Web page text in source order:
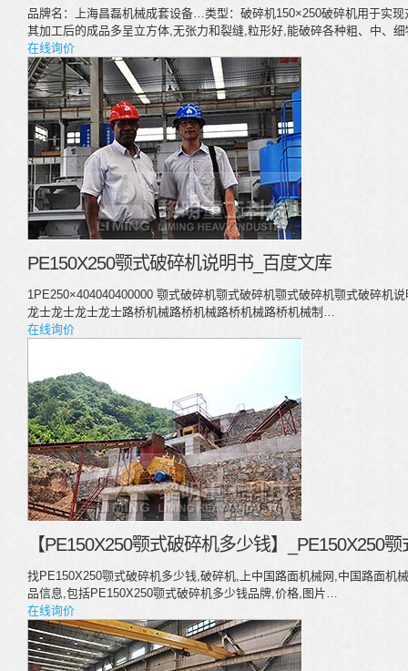
品牌名：上海昌磊机械成套设备…类型：破碎机150×250破碎机用于实
其加工后的成品多呈立方体,无张力和裂缝,粒形好,能破碎各种粗、中、
在线询价
PE150X250颚式破碎机说明书_百度文库
1PE250×404040400000 颚式破碎机颚式破碎机颚式破碎机颚式破碎机
龙士龙士龙士龙士路桥机械路桥机械路桥机械路桥机械制…
在线询价
【PE150X250颚式破碎机多少钱】_PE150X250
找PE150X250颚式破碎机多少钱,破碎机,上中国路面机械网,中国路面机
品信息,包括PE150X250颚式破碎机多少钱品牌,价格,图片…
在线询价